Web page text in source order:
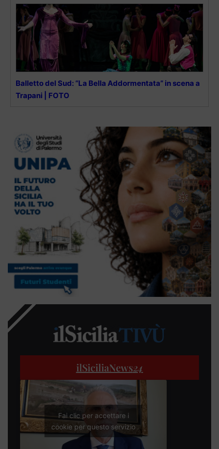
Balletto del Sud: “La Bella Addormentata” in scena a
Trapani | FOTO
ilSiciliaNews24
Fai clic per accettare i
cookie per questo servizio